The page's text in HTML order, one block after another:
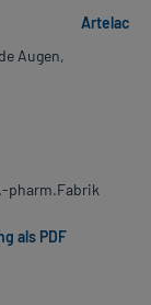
Artelac
Augen,
pharm.Fabrik
als PDF